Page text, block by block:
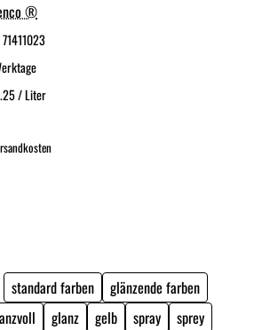
®
71411023
/ Liter
standard farben
glänzende farben
glanz gelb spray
sprey